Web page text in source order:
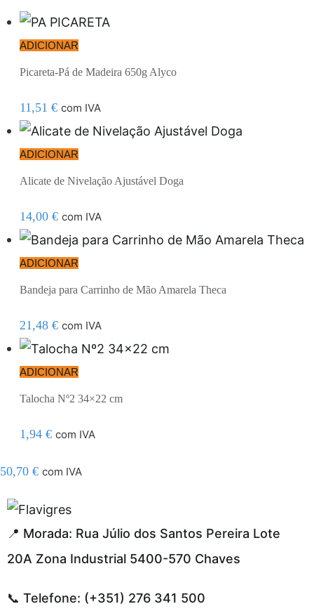
ADICIONAR
Picareta-Pá de Madeira 650g Alyco
11,51 € com IVA
ADICIONAR
Alicate de Nivelação Ajustável Doga
14,00 € com IVA
ADICIONAR
Bandeja para Carrinho de Mão Amarela Theca
21,48 € com IVA
ADICIONAR
Talocha Nº2 34×22 cm
1,94 € com IVA
50,70 € com IVA
resmi adresi
📍 Morada: Rua Júlio dos Santos Pereira Lote
20A Zona Industrial 5400-570 Chaves
📞 Telefone: (+351) 276 341 500